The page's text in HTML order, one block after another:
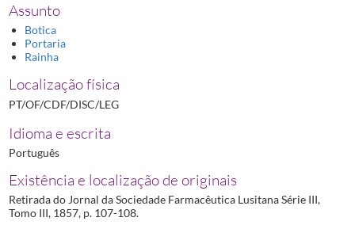
Assunto
Botica
Portaria
Rainha
Localização física
PT/OF/CDF/DISC/LEG
Idioma e escrita
Português
Existência e localização de originais
Retirada do Jornal da Sociedade Farmacêutica Lusitana Série III,
Tomo III, 1857, p. 107-108.